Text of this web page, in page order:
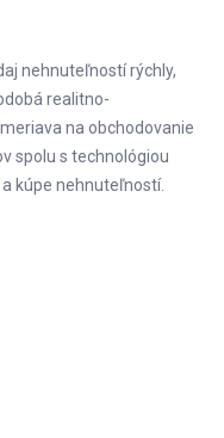
nehnuteľností rýchly,
realitno-
na obchodovanie
spolu s technológiou
kúpe nehnuteľností.